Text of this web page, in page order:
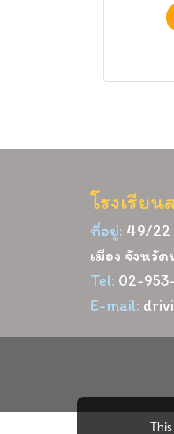
โรงเรีย
ที่อยู่: 49/22
เมือง จังหวั
Tel: 02-
E-mail: